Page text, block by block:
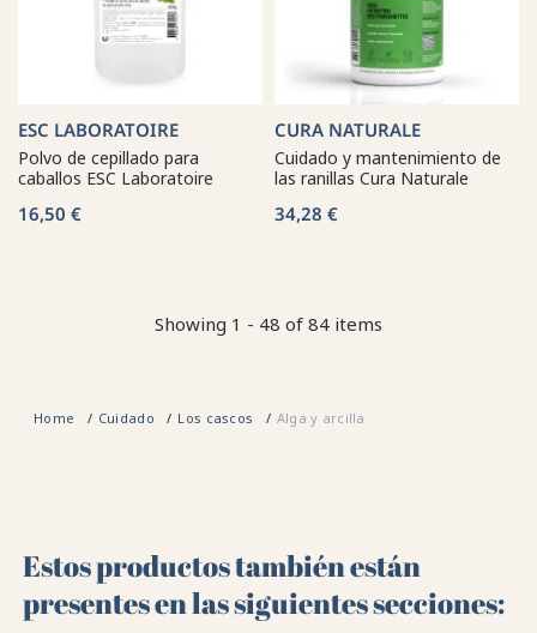
ESC LABORATOIRE
Polvo de cepillado para
caballos ESC Laboratoire
16,50 €
CURA NATURALE
Cuidado y mantenimiento de
las ranillas Cura Naturale
34,28 €
Showing 1 - 48 of 84 items
Home Cuidado Los cascos Alga y arcilla
Estos productos también están
presentes en las siguientes secciones: